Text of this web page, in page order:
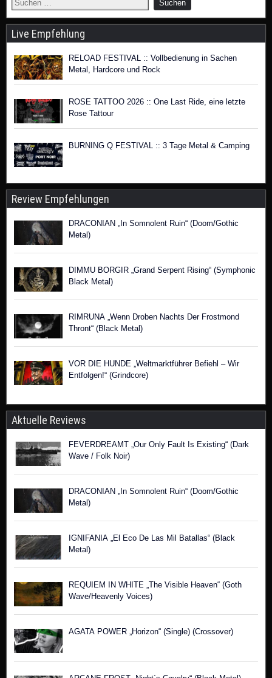
Live Empfehlung
RELOAD FESTIVAL :: Vollbedienung in Sachen
Metal, Hardcore und Rock
ROSE TATTOO 2026 :: One Last Ride, eine letzte
Rose Tattour
BURNING Q FESTIVAL :: 3 Tage Metal & Camping
Review Empfehlungen
DRACONIAN „In Somnolent Ruin“ (Doom/Gothic
Metal)
DIMMU BORGIR „Grand Serpent Rising“ (Symphonic
Black Metal)
RIMRUNA „Wenn Droben Nachts Der Frostmond
Thront“ (Black Metal)
VOR DIE HUNDE „Weltmarktführer Befiehl – Wir
Entfolgen!“ (Grindcore)
Aktuelle Reviews
FEVERDREAMT „Our Only Fault Is Existing“ (Dark
Wave / Folk Noir)
DRACONIAN „In Somnolent Ruin“ (Doom/Gothic
Metal)
IGNIFANIA „El Eco De Las Mil Batallas“ (Black
Metal)
REQUIEM IN WHITE „The Visible Heaven“ (Goth
Wave/Heavenly Voices)
AGATA POWER „Horizon“ (Single) (Crossover)